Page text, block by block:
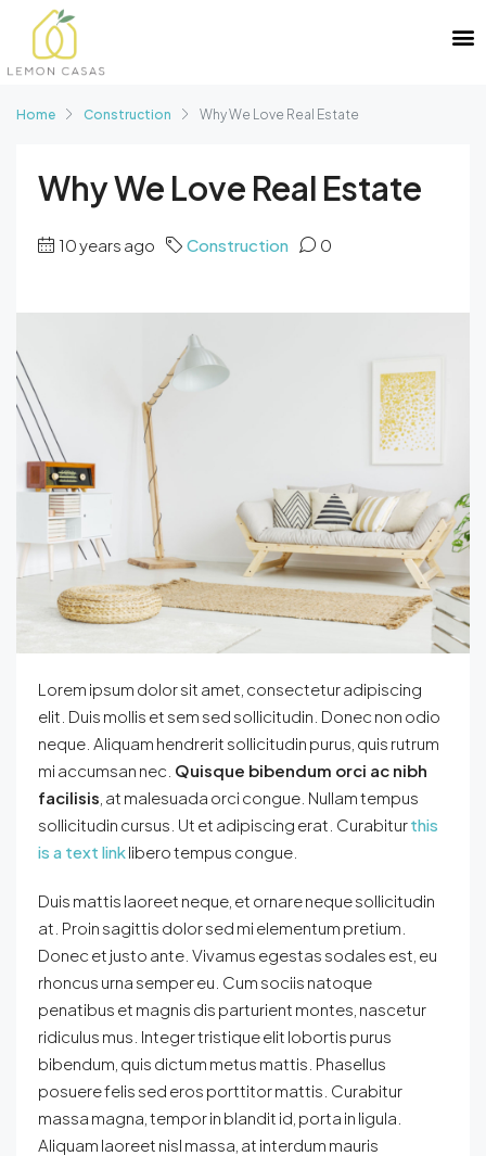
Home Construction Why We Love Real Estate
Why We Love Real Estate
10 years ago Construction 0
Lorem ipsum dolor sit amet, consectetur adipiscing
elit. Duis mollis et sem sed sollicitudin. Donec non odio
neque. Aliquam hendrerit sollicitudin purus, quis rutrum
mi accumsan nec. Quisque bibendum orci ac nibh
facilisis , at malesuada orci congue. Nullam tempus
sollicitudin cursus. Ut et adipiscing erat. Curabiturthis
is a text linklibero tempus congue.
Duis mattis laoreet neque, et ornare neque sollicitudin
at. Proin sagittis dolor sed mi elementum pretium.
Donec et justo ante. Vivamus egestas sodales est, eu
rhoncus urna semper eu. Cum sociis natoque
penatibus et magnis dis parturient montes, nascetur
ridiculus mus. Integer tristique elit lobortis purus
bibendum, quis dictum metus mattis. Phasellus
posuere felis sed eros porttitor mattis. Curabitur
massa magna, tempor in blandit id, porta in ligula.
Aliquam laoreet nisl massa, at interdum mauris